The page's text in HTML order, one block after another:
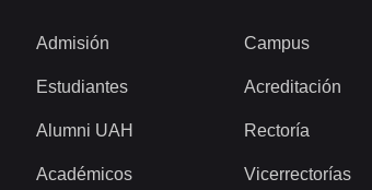
Admisión
Estudiantes
Alumni UAH
Académicos
Campus
Acreditación
Rectoría
Vicerrectorías